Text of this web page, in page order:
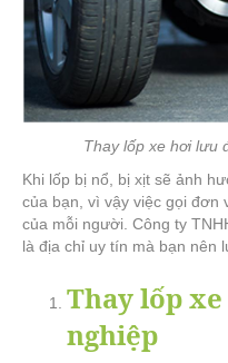
Thay lốp xe hơi lưu
Khi lốp bị nổ, bị xịt sẽ ảnh
của bạn, vì vậy việc gọi đơn
của mỗi người. Công ty
là địa chỉ uy tín mà bạn nên
Thay lốp
nghiệp